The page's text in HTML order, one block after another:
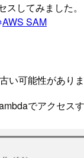
してみました。
AWS SAM
可能性があり
でアクセス